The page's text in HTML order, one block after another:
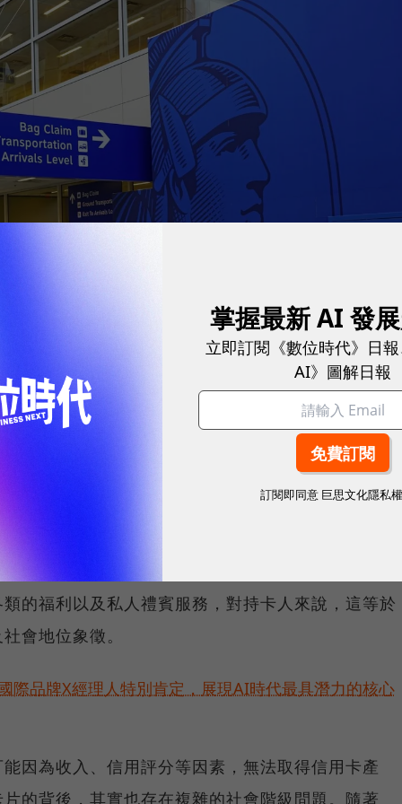
各類的福利以及私人禮賓服務，像是美國運通在部分機場設有專屬貴賓
等級比較高的卡別通常必須支付高額年費，除了擁
的福利以及私人禮賓服務，對持卡人來說，這等於
會地位象徵。
際品牌X經理人特別肯定，展現AI時代最具潛力的核心
因為收入、信用評分等因素，無法取得信用卡產
的背後，其實也存在複雜的社會階級問題。隨著
掌握最新 AI 發
立即訂閱《數位時代》日
AI》圖解日報
訂閱即同意 巨思文化隱私